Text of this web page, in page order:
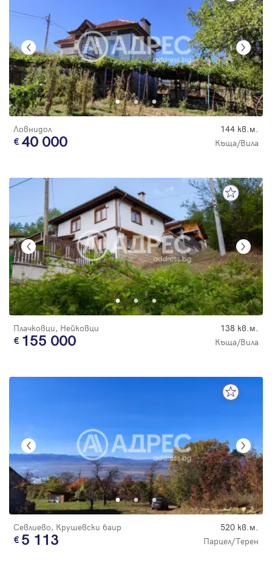
Ловнидол 144 кв.м.
40 000 Къща/Вила
Плачковци, Нейковци 138 кв.м.
155 000 Къща/Вила
Севлиево, Крушевски баир 520 кв.м.
5 113 Парцел/Терен